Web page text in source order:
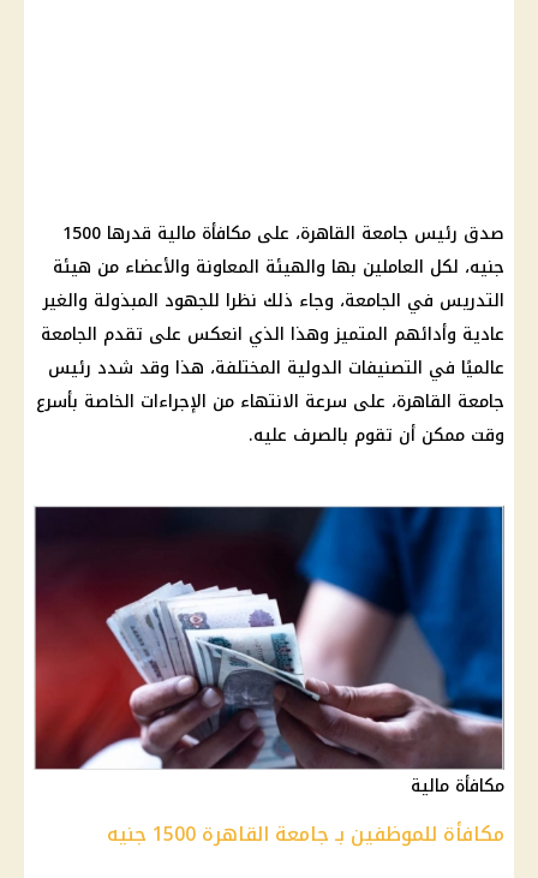
صدق رئيس جامعة القاهرة، على مكافأة مالية
قدرها 1500
جنيه، لكل العاملين بها والهيئة المعاونة والأعضاء من هيئة
التدريس في الجامعة، وجاء ذلك نظرا للجهود المبذولة والغير
عادية وأدائهم المتميز وهذا الذي انعكس على تقدم الجامعة
عالميًا في التصنيفات الدولية المختلفة، هذا وقد شدد رئيس
جامعة القاهرة، على سرعة الانتهاء من الإجراءات الخاصة بأسرع
وقت ممكن أن تقوم بالصرف عليه.
مكافأة مالية
مكافأة للموظفين بـ جامعة القاهرة 1500 جنيه